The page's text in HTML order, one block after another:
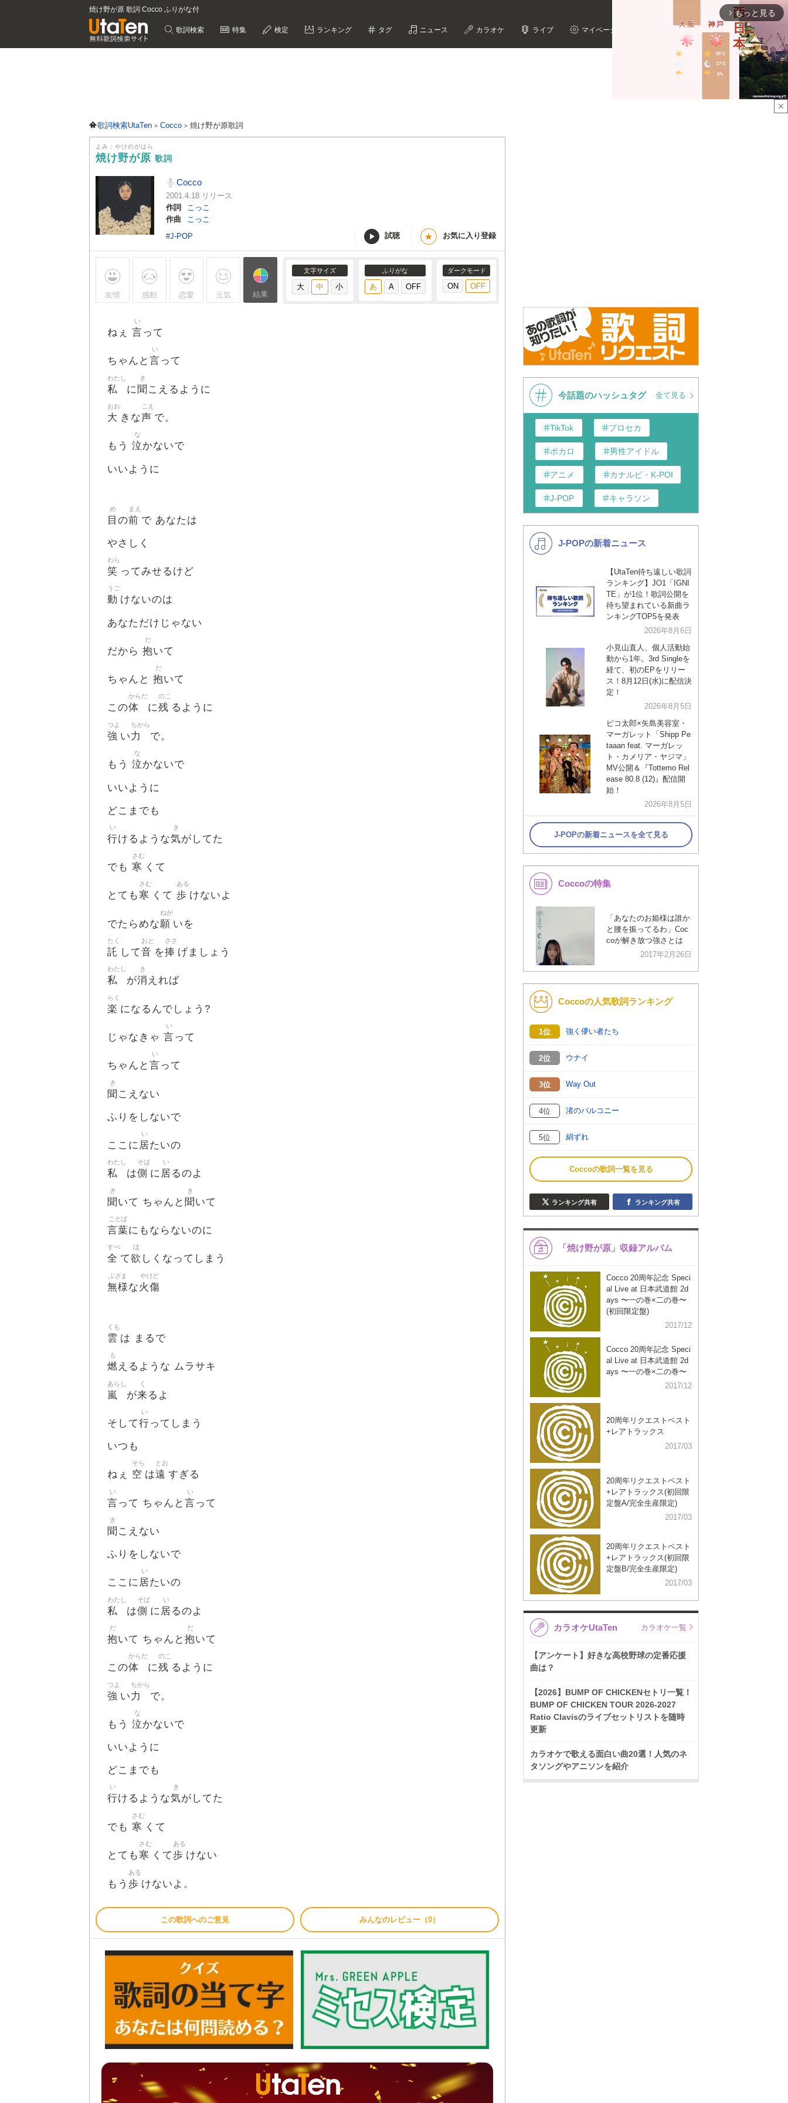
焼け野が原 歌詞 Cocco ふりがな付
歌詞検索 特集 検定 ランキング タグ ニュース カラオケ ライブ マイページ
歌詞検索UtaTen Cocco 焼け野が原歌詞
よみ：やけのがはら
焼け野が原 歌詞
Cocco
2001.4.18 リリース
作詞
こっこ
作曲
こっこ
#J-POP
試聴 ★ お気に入り登録
友情 感動 恋愛 元気 結果
文字サイズ ふりがな ダークモード
ねぇ 言
い
って
ちゃんと 言
い
って
私
わたし
に 聞
き
こえるように
大
おお
きな声
こえ
で。
もう 泣
な
かないで
いいように
目
め
の前
まえ
で あなたは
やさしく
笑
わら
ってみせるけど
動
うご
けないのは
あなただけじゃない
だから 抱
だ
いて
ちゃんと 抱
だ
いて
この体
からだ
に残
のこ
るように
強
つよ
い力
ちから
で。
もう 泣
な
かないで
いいように
どこまでも
行
い
けるような気
き
がしてた
でも 寒
さむ
くて
とても寒
さむ
くて 歩
ある
けないよ
でたらめな願
ねが
いを
託
たく
して音
おと
を捧
ささ
げましょう
私
わたし
が消
き
えれば
楽
らく
になるんでしょう?
じゃなきゃ 言
い
って
ちゃんと 言
い
って
聞
き
こえない
ふりをしないで
ここに 居
い
たいの
私
わたし
は側
そば
に 居
い
るのよ
聞
き
いて ちゃんと 聞
き
いて
言葉
ことば
にもならないのに
全
すべ
て欲
ほ
しくなってしまう
無様
ぶざま
な火傷
やけど
雲
くも
は まるで
燃
も
えるような ムラサキ
嵐
あらし
が来
く
るよ
そして行
い
ってしまう
いつも
ねぇ 空
そら
は遠
とお
すぎる
言
い
って ちゃんと 言
い
って
聞
き
こえない
ふりをしないで
ここに 居
い
たいの
私
わたし
は側
そば
に 居
い
るのよ
抱
だ
いて ちゃんと 抱
だ
いて
この体
からだ
に残
のこ
るように
強
つよ
い力
ちから
で。
もう 泣
な
かないで
いいように
どこまでも
行
い
けるような気
き
がしてた
でも 寒
さむ
くて
とても寒
さむ
くて歩
ある
けない
もう 歩
ある
けないよ。
この歌詞へのご意見 みんなのレビュー（0）
close
arrow_forward_ios もっと見る
今話題のハッシュタグ 全て見る
TikTok プロセカ
ボカロ 男性アイドル
アニメ カナルビ・K-POP和訳
J-POP キャラソン
K-POP バンド
洋楽
ディズニー
J-POPの新着ニュース
【UtaTen待ち遠しい歌詞
ランキング】JO1「IGNI
TE」が1位！歌詞公開を
待ち望まれている新曲ラ
ンキングTOP5を発表
2026年8月6日
小見山直人、個人活動始
動から1年。3rd Singleを
経て、初のEPをリリー
ス！8月12日(水)に配信決
定！
2026年8月5日
ピコ太郎×矢島美容室・
マーガレット「Shipp Pe
taaan feat. マーガレッ
ト・カメリア・ヤジマ」
MV公開＆『Tottemo Rel
ease 80.8 (12)』配信開
始！
2026年8月5日
J-POPの新着ニュースを全て見る
Coccoの特集
「あなたのお姫様は誰か
と腰を振ってるわ」Coc
coが解き放つ強さとは
2017年2月26日
Coccoの人気歌詞ランキング
1位 強く儚い者たち
2位 ウナイ
3位 Way Out
4位 渚のバルコニー
5位 絹ずれ
Coccoの歌詞一覧を見る
ランキング共有 ランキング共有
「焼け野が原」収録アルバム
Cocco 20周年記念 Speci
al Live at 日本武道館 2d
ays 〜一の巻×二の巻〜
(初回限定盤)
2017/12
Cocco 20周年記念 Speci
al Live at 日本武道館 2d
ays 〜一の巻×二の巻〜
2017/12
20周年リクエストベスト
+レアトラックス
2017/03
20周年リクエストベスト
+レアトラックス(初回限
定盤A/完全生産限定)
2017/03
20周年リクエストベスト
+レアトラックス(初回限
定盤B/完全生産限定)
2017/03
カラオケUtaTen カラオケ一覧
【アンケート】好きな高校野球の定番応援
曲は？
【2026】BUMP OF CHICKENセトリ一覧！
BUMP OF CHICKEN TOUR 2026-2027
Ratio Clavisのライブセットリストを随時
更新
カラオケで歌える面白い曲20選！人気のネ
タソングやアニソンを紹介